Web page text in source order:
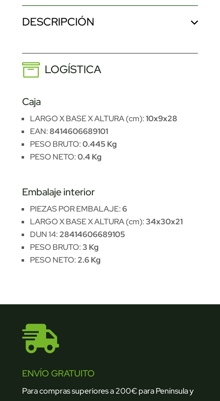
DESCRIPCIÓN
LOGÍSTICA
Caja
LARGO X BASE X ALTURA (cm):10x9x28
EAN:8414606689101
PESO BRUTO:0.445 Kg
PESO NETO:0.4 Kg
Embalaje interior
PIEZAS POR EMBALAJE:6
LARGO X BASE X ALTURA (cm):34x30x21
DUN 14: 28414606689105
PESO BRUTO:3 Kg
PESO NETO: 2.6 Kg

ENVÍO GRATUITO
Para compras superiores a 200€ para Península y